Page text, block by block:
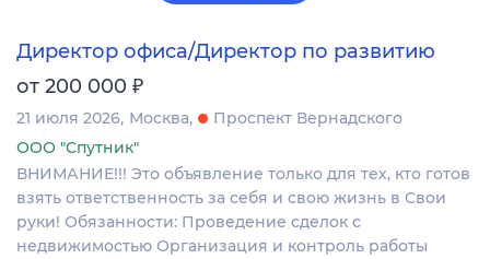
Директор офиса/Директор по развитию
от 200 000 ₽
21 июля 2026 Москва
Проспект Вернадского
ООО "Спутник"
ВНИМАНИЕ!!! Это объявление только для тех, кто готов
взять ответственность за себя и свою жизнь в Свои
руки! Обязанности: Проведение сделок с
недвижимостью Организация и контроль работы